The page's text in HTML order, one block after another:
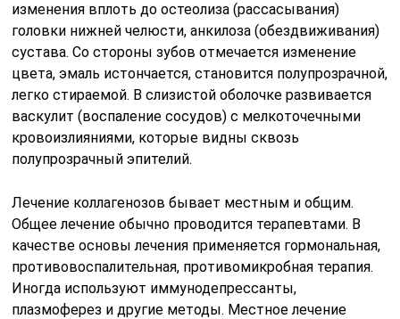
изменения вплоть до остеолиза (рассасывания)
головки нижней челюсти, анкилоза (обездвиживания)
сустава. Со стороны зубов отмечается изменение
цвета, эмаль истончается, становится полупрозрачной,
легко стираемой. В слизистой оболочке развивается
васкулит (воспаление сосудов) с мелкоточечными
кровоизлияниями, которые видны сквозь
полупрозрачный эпителий.
Лечение коллагенозов бывает местным и общим.
Общее лечение обычно проводится терапевтами. В
качестве основы лечения применяется гормональная,
противовоспалительная, противомикробная терапия.
Иногда используют иммунодепрессанты,
плазмоферез и другие методы. Местное лечение